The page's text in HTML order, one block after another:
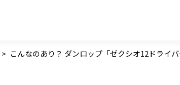
> こんなのあり？ ダンロップ「ゼクシオ12ドライ